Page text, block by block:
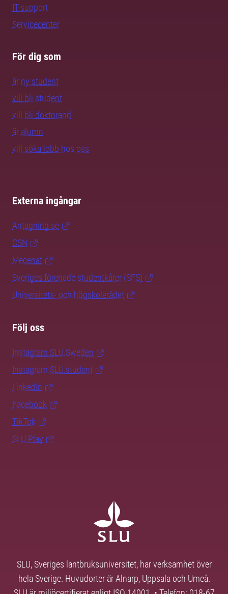
IT-support
Servicecenter
För dig som
är ny student
vill bli student
vill bli doktorand
är alumn
vill söka jobb hos oss
Externa ingångar
Antagning.se
CSN
Mecenat
Sveriges förenade studentkårer (SFS)
Universitets- och högskolerådet
Följ oss
Instagram SLU.Sweden
Instagram SLU.student
LinkedIn
Facebook
TikTok
SLU Play
SLU, Sveriges lantbruksuniversitet, har verksamhet över
hela Sverige. Huvudorter är Alnarp, Uppsala och Umeå.